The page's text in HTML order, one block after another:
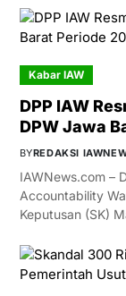
Kabar IAW
DPP IAW
DPW Jawa
BYREDAKSI
IAWNews.com –
Accountability
Keputusan (SK)